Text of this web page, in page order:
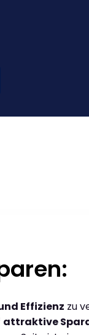
Effizienz zu
attraktive